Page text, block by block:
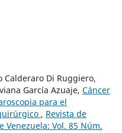
Calderaro Di Ruggiero,
García Azuaje, Cáncer
para el
, Revista de
Venezuela: Vol. 85 Núm.